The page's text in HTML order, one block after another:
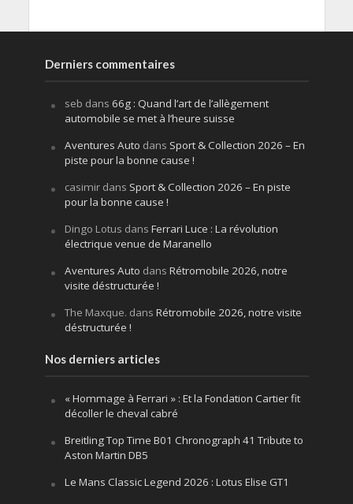
Derniers commentaires
seb dans 66g : Quand l’art de l’allègement
automobile se met à l’heure suisse
Aventures Auto dans Sport & Collection 2026 – En
piste pour la bonne cause !
casimirdans Sport & Collection 2026 – En piste
pour la bonne cause !
Dingo Lotus dans Ferrari Luce : La révolution
électrique venue de Maranello
Aventures Auto dans Rétromobile 2026, notre
visite déstructurée !
The Maxque. dans Rétromobile 2026, notre visite
déstructurée !
Nos derniers articles
« Hommage à Ferrari » : Et la Fondation Cartier fit
décoller le cheval cabré
Breitling Top Time B01 Chronograph 41 Tribute to
Aston Martin DB5
Le Mans Classic Legend 2026 : Lotus Elise GT1